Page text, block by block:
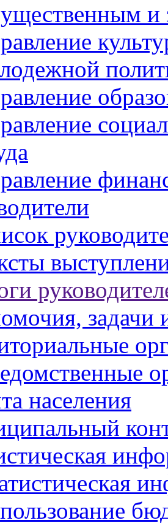
и
задачи
населения